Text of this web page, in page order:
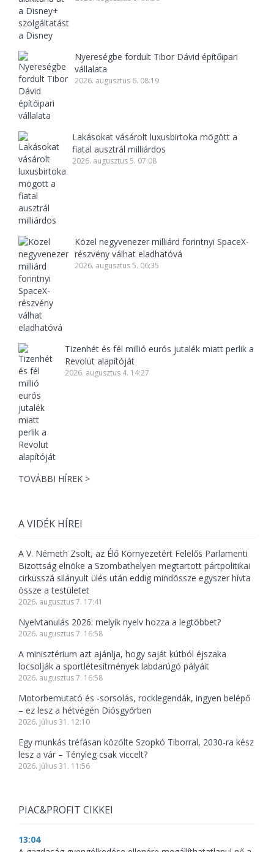
Nyereségbe fordult Tibor Dávid építőipari
vállalata
2026. augusztus 6. 08:19
Lakásokat vásárolt luxusbirtoka mögött a
fiatal ausztrál milliárdos
2026. augusztus 5. 07:08
Közel negyvenezer milliárd forintnyi SpaceX-
részvény válhat eladhatóvá
2026. augusztus 5. 06:35
Tizenhét és fél millió eurós jutalék miatt perlik a
Revolut alapítóját
2026. augusztus 4. 14:27
TOVÁBBI HÍREK >
A VIDÉK HÍREI
A V. Németh Zsolt, az Élő Környezetért Felelős Parlamenti
Bizottság elnöke a Szombathelyen megtartott pártpolitikai
cirkusszá silányult ülés után eddig mindössze egyszer hívta
össze a testületet
2026. augusztus 7. 17:41
Nyelvtanulás 2026: melyik nyelv hozza a legtöbbet?
2026. augusztus 7. 16:58
A minisztérium azt ajánlja, hogy saját kútból éjszaka
locsolják a sportlétesítmények labdarúgó pályáit
2026. augusztus 7. 16:58
Motorbemutató és -sorsolás, rocklegendák, ingyen belépő
– ez lesz a hétvégén Diósgyőrben
2026. július 31. 12:10
Egy munkás tréfásan közölte Szopkó Tiborral, 2030-ra kész
lesz a vár – Tényleg csak viccelt?
2026. július 31. 11:56
PIAC&PROFIT CIKKEI
13:04